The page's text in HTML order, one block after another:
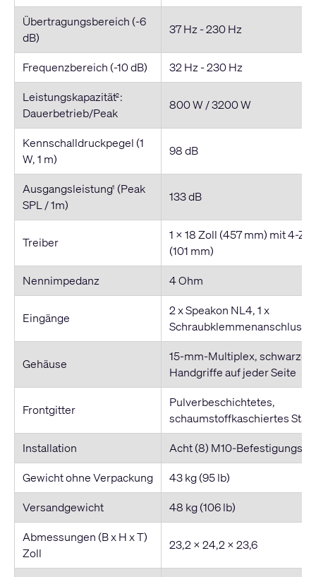
Übertragungsbereich (-6
dB)
37 Hz - 230 Hz
Frequenzbereich (-10 dB)
32 Hz - 230 Hz
Leistungskapazität2:
Dauerbetrieb/Peak
800 W / 3200 W
Kennschalldruckpegel (1
W, 1 m)
98 dB
Ausgangsleistung1 (Peak
SPL / 1m)
133 dB
Treiber
1 x 18 Zoll (457 mm) mit 4-
(101 mm)
Nennimpedanz
4 Ohm
Eingänge
2 x Speakon NL4, 1 x
Schraubklemmenanschluss
Gehäuse
15-mm-Multiplex, schwarzer
Handgriffe auf jeder Seite
Frontgitter
Pulverbeschichtetes,
schaumstoffkaschiertes
Installation
Acht (8) M10-
Gewicht ohne Verpackung
43 kg (95 lb)
Versandgewicht
48 kg (106 lb)
Abmessungen (B x H x T)
Zoll
23,2 x 24,2 x 23,6